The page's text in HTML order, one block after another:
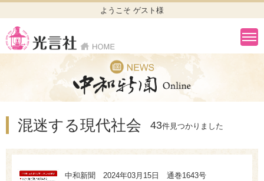
ようこそ ゲスト様
混迷する現代社会 43件見つかりました
中和新聞 2024年03月15日 通巻1643号